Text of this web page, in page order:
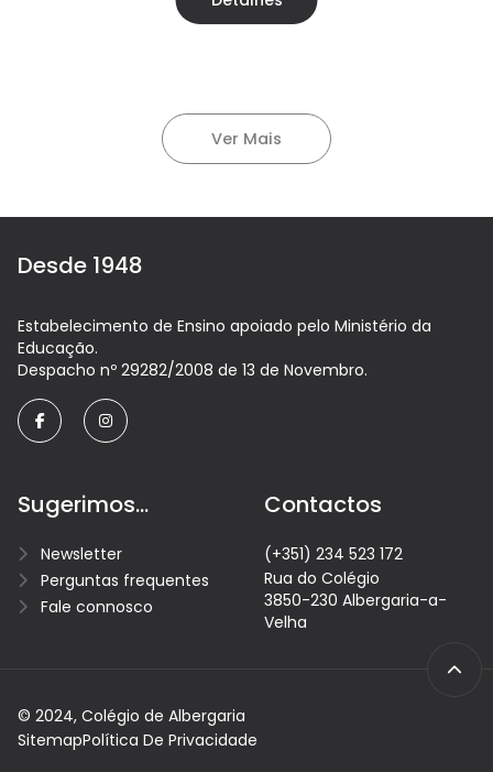
Ver Mais
Desde 1948
Estabelecimento de Ensino apoiado pelo Ministério da
Educação.
Despacho nº 29282/2008 de 13 de Novembro.
facebookinstagram
Sugerimos...
Newsletter
Perguntas frequentes
Fale connosco
Contactos
(+351) 234 523 172
Rua do Colégio
3850-230 Albergaria-a-
Velha
© 2024, Colégio de Albergaria
SitemapPolítica De Privacidade